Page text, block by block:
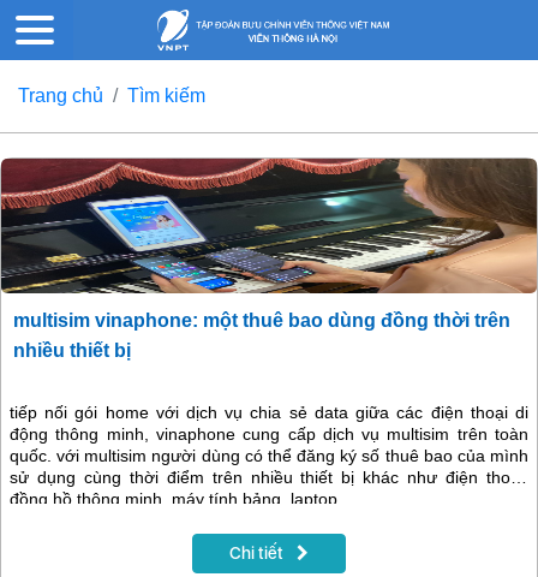
Trang chủ Tìm kiếm
multisim vinaphone: một thuê bao dùng đồng thời trên
nhiều thiết bị
tiếp nối gói home với dịch vụ chia sẻ data giữa các điện thoại di
động thông minh, vinaphone cung cấp dịch vụ multisim trên toàn
quốc. với multisim người dùng có thể đăng ký số thuê bao của mình
sử dụng cùng thời điểm trên nhiều thiết bị khác như điện thoại,
đồng hồ thông minh, máy tính bảng, laptop....
Chi tiết